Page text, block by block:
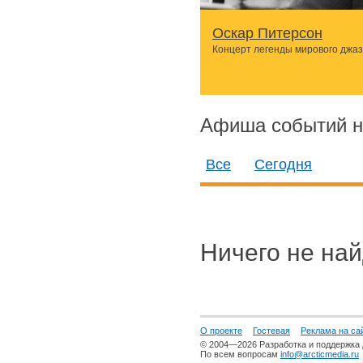
Оскар Питерсон
Концерт легенды мирового
Афиша событий
Все Сегодня
Ничего не
О проекте Гостевая
Реклама на
© 2004—2026 Разработка и поддержка
По всем вопросам info@arcticmedia.ru